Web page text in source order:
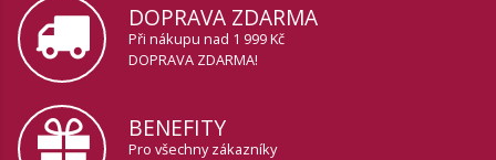
DOPRAVA ZDARMA
Při nákupu nad 1 999 Kč
DOPRAVA ZDARMA!
BENEFITY
Pro všechny zákazníky